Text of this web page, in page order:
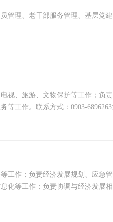
管理、老干部服务管理、基层党建
视、旅游、文物保护等工作；负
等工作。联系方式：0903-
工作；负责经济发展规划、应急
化等工作；负责协调与经济发展